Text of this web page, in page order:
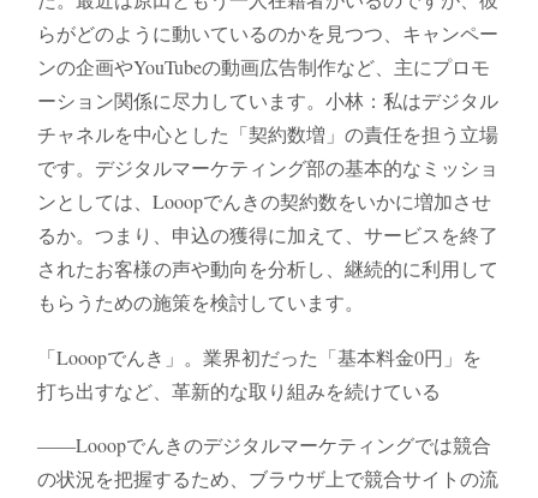
らがどのように動いているのかを見つつ、キャンペー
ンの企画やYouTubeの動画広告制作など、主にプロモ
ーション関係に尽力しています。小林：私はデジタル
チャネルを中心とした「契約数増」の責任を担う立場
です。デジタルマーケティング部の基本的なミッショ
ンとしては、Looopでんきの契約数をいかに増加させ
るか。つまり、申込の獲得に加えて、サービスを終了
されたお客様の声や動向を分析し、継続的に利用して
もらうための施策を検討しています。
「Looopでんき」。業界初だった「基本料金0円」を
打ち出すなど、革新的な取り組みを続けている
――Looopでんきのデジタルマーケティングでは競合
の状況を把握するため、ブラウザ上で競合サイトの流